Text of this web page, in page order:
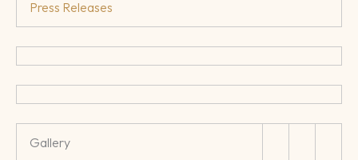
Press Releases
Gallery